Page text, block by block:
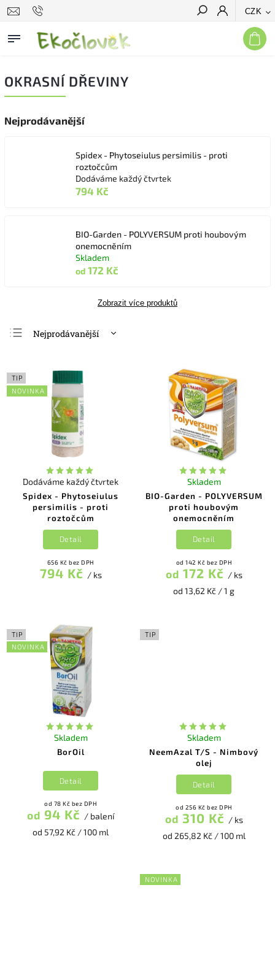
CZK
Hledat
OKRASNÍ DŘEVINY
Nejprodávanější
Spidex - Phytoseiulus persimilis - proti
roztočcům
Dodáváme každý čtvrtek
794 Kč
BIO-Garden - POLYVERSUM proti houbovým
onemocněním
Skladem
od 172 Kč
Zobrazit více produktů
Nejprodávanější
Nejdražší
Abecedně
TIP
NOVINKA
Spidex - Phytoseiulus
persimilis - proti
roztočcům
Dodáváme každý čtvrtek
656 Kč bez DPH
794 Kč / ks
Detail
BIO-Garden - POLYVERSUM
proti houbovým
onemocněním
Skladem
od 142 Kč bez DPH
od 172 Kč / ks
od 13,62 Kč / 1 g
Detail
TIP
NOVINKA
BorOil
Skladem
od 78 Kč bez DPH
od 94 Kč / balení
od 57,92 Kč / 100 ml
Detail
TIP
NeemAzal T/S - Nimbový
olej
Skladem
od 256 Kč bez DPH
od 310 Kč / ks
od 265,82 Kč / 100 ml
Detail
NOVINKA